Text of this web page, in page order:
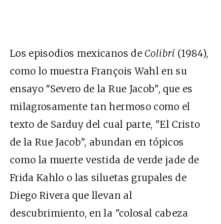
Los episodios mexicanos deColibrí(1984),
como lo muestra François Wahl en su
ensayo "Severo de la Rue Jacob", que es
milagrosamente tan hermoso como el
texto de Sarduy del cual parte, "El Cristo
de la Rue Jacob", abundan en tópicos
como la muerte vestida de verde jade de
Frida Kahlo o las siluetas grupales de
Diego Rivera que llevan al
descubrimiento, en la "colosal cabeza